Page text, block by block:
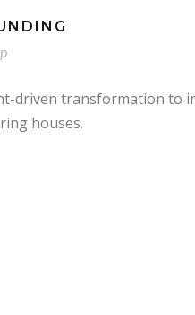
driven transformation to
houses.